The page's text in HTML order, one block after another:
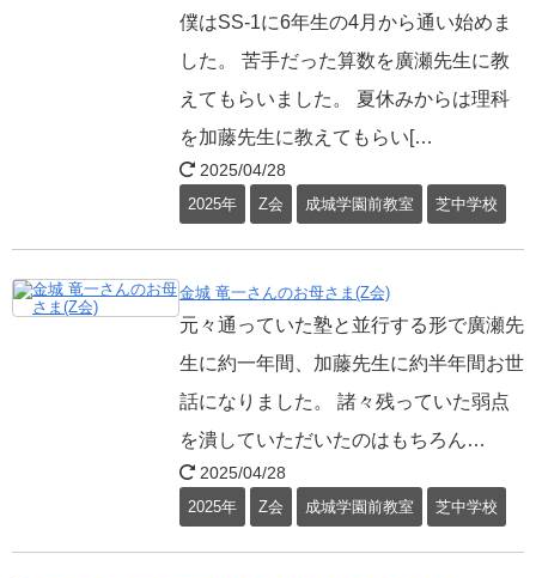
僕はSS-1に6年生の4月から通い始めま
した。 苦手だった算数を廣瀬先生に教
えてもらいました。 夏休みからは理科
を加藤先生に教えてもらい[…
2025/04/28
2025年 Z会 成城学園前教室 芝中学校
金城 竜一さんのお母さま(Z会)
元々通っていた塾と並行する形で廣瀬先
生に約一年間、加藤先生に約半年間お世
話になりました。 諸々残っていた弱点
を潰していただいたのはもちろん…
2025/04/28
2025年 Z会 成城学園前教室 芝中学校